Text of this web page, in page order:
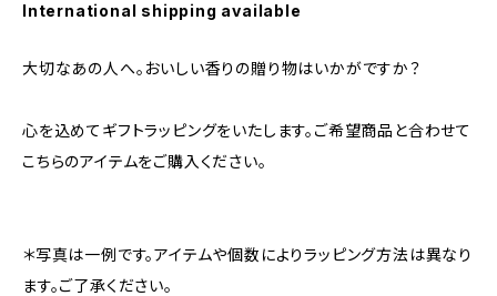
International shipping available
大切なあの人へ。おいしい香りの贈り物はいかがですか？
心を込めてギフトラッピングをいたします。ご希望商品と合わせて
こちらのアイテムをご購入ください。
＊写真は一例です。アイテムや個数によりラッピング方法は異なり
ます。ご了承ください。